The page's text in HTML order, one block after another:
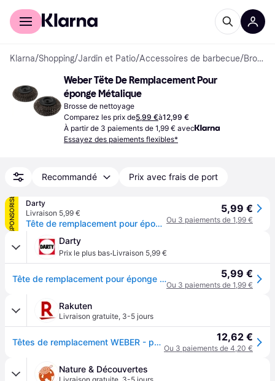
Acheter avec Klarna
Klarna/Shopping/Jardin et Patio/Accessoires de barbecue/ Brosses de nettoyage
Weber Tëte De Remplacement Pour
éponge Métalique
Brosse de nettoyage
Comparez les prix de5,99 €à12,99 €
À partir de 3 paiements de 1,99 € avec
Essayez des paiements flexibles*
Recommandé Prix avec frais de port
SPONSORISÉ
Darty
Livraison 5,99 €
Tête de remplacement pour éponge métalique
5,99 €
Ou 3 paiements de 1,99 €
Darty
Prix le plus bas·Livraison 5,99 €
Tête de remplacement pour éponge métalique 5,99 €
Ou 3 paiements de 1,99 €
Rakuten
Livraison gratuite, 3-5 jours
Têtes de remplacement WEBER - pour éponge métallique - 2pcs 12,62 €
Ou 3 paiements de 4,20 €
Nature & Découvertes